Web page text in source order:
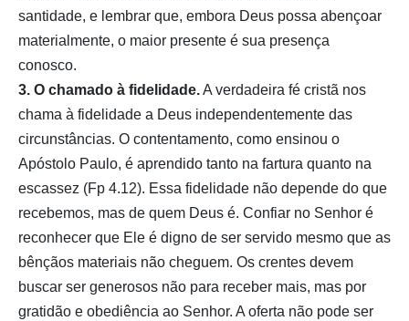
santidade, e lembrar que, embora Deus possa abençoar
materialmente, o maior presente é sua presença
conosco.
3. O chamado à fidelidade.A verdadeira fé cristã nos
chama à fidelidade a Deus independentemente das
circunstâncias. O contentamento, como ensinou o
Apóstolo Paulo, é aprendido tanto na fartura quanto na
escassez (Fp 4.12). Essa fidelidade não depende do que
recebemos, mas de quem Deus é. Confiar no Senhor é
reconhecer que Ele é digno de ser servido mesmo que as
bênçãos materiais não cheguem. Os crentes devem
buscar ser generosos não para receber mais, mas por
gratidão e obediência ao Senhor. A oferta não pode ser